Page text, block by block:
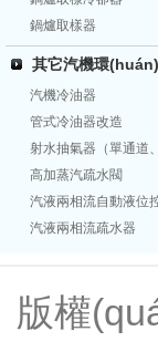
鍋爐取樣器
其它汽機環
汽機冷油器
管式冷油器改造
射水抽氣器（單通道
高加蒸汽疏水閥
汽液兩相流自動液位
汽液兩相流疏水器
版權